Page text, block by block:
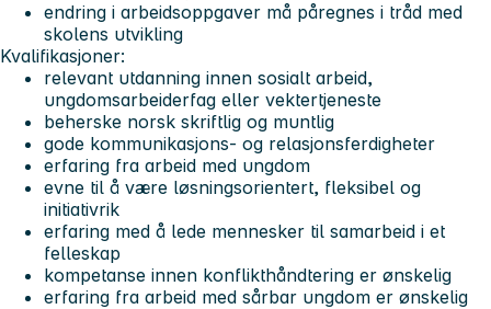
endring i arbeidsoppgaver må påregnes i tråd med
skolens utvikling
Kvalifikasjoner:
relevant utdanning innen sosialt arbeid,
ungdomsarbeiderfag eller vektertjeneste
beherske norsk skriftlig og muntlig
gode kommunikasjons- og relasjonsferdigheter
erfaring fra arbeid med ungdom
evne til å være løsningsorientert, fleksibel og
initiativrik
erfaring med å lede mennesker til samarbeid i et
felleskap
kompetanse innen konflikthåndtering er ønskelig
erfaring fra arbeid med sårbar ungdom er ønskelig